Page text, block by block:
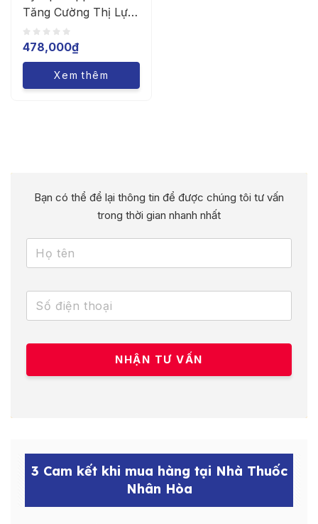
Tăng Cường Thị Lực
(Chai/250ml)
478,000₫
Xem thêm
Bạn có thể để lại thông tin để được chúng tôi tư vấn
trong thời gian nhanh nhất
3 Cam kết khi mua hàng tại Nhà Thuốc
Nhân Hòa